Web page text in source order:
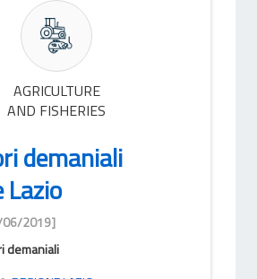
AGRICULTURE
AND FISHERIES
demaniali
Lazio
06/2019]
demaniali